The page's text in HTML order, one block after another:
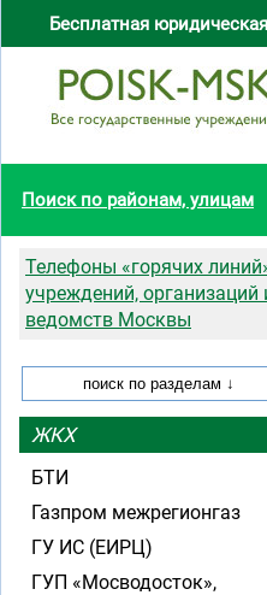
Бесплатная
Поиск по районам, улицам
Телефоны «горячих
учреждений, организаций
ведомств Москвы
ЖКХ
БТИ
Газпром межрегионгаз
ГУ ИС (ЕИРЦ)
ГУП «Мосводосток»,